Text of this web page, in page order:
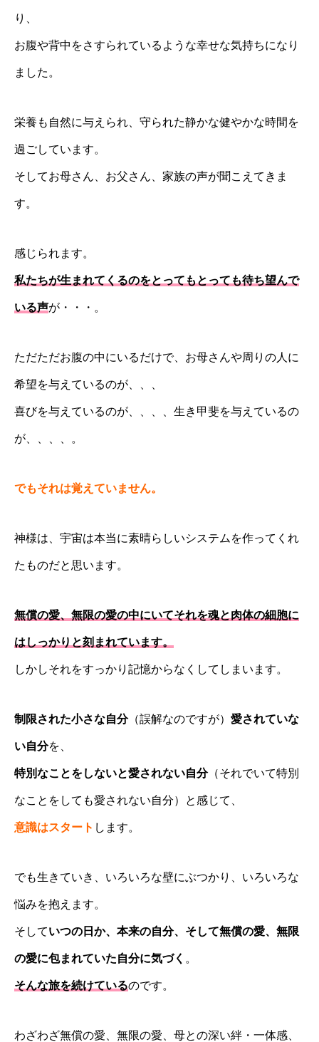
り、
お腹や背中をさすられているような幸せな気持ちになり
ました。
栄養も自然に与えられ、守られた静かな健やかな時間を
過ごしています。
そしてお母さん、お父さん、家族の声が聞こえてきま
す。
感じられます。
私たちが生まれてくるのをとってもとっても待ち望んで
いる声が・・・。
ただただお腹の中にいるだけで、お母さんや周りの人に
希望を与えているのが、、、
喜びを与えているのが、、、、生き甲斐を与えているの
が、、、、。
でもそれは覚えていません。
神様は、宇宙は本当に素晴らしいシステムを作ってくれ
たものだと思います。
無償の愛、無限の愛の中にいてそれを魂と肉体の細胞に
はしっかりと刻まれています。
しかしそれをすっかり記憶からなくしてしまいます。
制限された小さな自分（誤解なのですが） 愛されていな
い自分を、
特別なことをしないと愛されない自分（それでいて特別
なことをしても愛されない自分）と感じて、
意識はスタート します。
でも生きていき、いろいろな壁にぶつかり、いろいろな
悩みを抱えます。
そしていつの日か、本来の自分、そして無償の愛、無限
の愛に包まれていた自分に気づく 。
そんな旅を続けているのです。
わざわざ無償の愛、無限の愛、母との深い絆・一体感、